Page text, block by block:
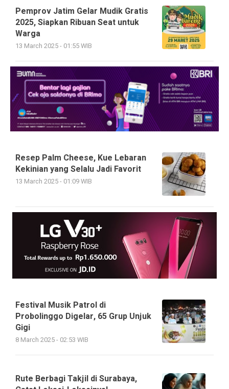
Pemprov Jatim Gelar Mudik Gratis
2025, Siapkan Ribuan Seat untuk
Warga
13 March 2025 - 01:55 WIB
Resep Palm Cheese, Kue Lebaran
Kekinian yang Selalu Jadi Favorit
13 March 2025 - 01:09 WIB
Festival Musik Patrol di
Probolinggo Digelar, 65 Grup Unjuk
Gigi
8 March 2025 - 02:53 WIB
Rute Berbagi Takjil di Surabaya,